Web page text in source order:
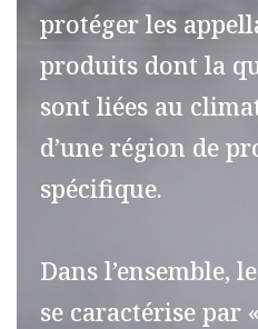
protéger les
produits dont la
sont liées au
d’une région de
spécifique.
Dans l’ensemble,
se caractérise par